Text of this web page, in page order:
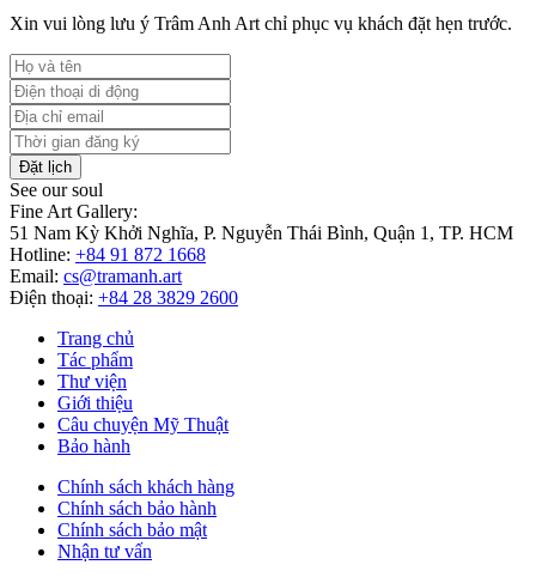
Xin vui lòng lưu ý Trâm Anh Art chỉ phục vụ khách đặt hẹn trước.
Đặt lịch
See our soul
Fine Art Gallery:
51 Nam Kỳ Khởi Nghĩa, P. Nguyễn Thái Bình, Quận 1, TP. HCM
Hotline: +84 91 872 1668
Email: cs@tramanh.art
Điện thoại: +84 28 3829 2600
Trang chủ
Tác phẩm
Thư viện
Giới thiệu
Câu chuyện Mỹ Thuật
Bảo hành
Chính sách khách hàng
Chính sách bảo hành
Chính sách bảo mật
Nhận tư vấn